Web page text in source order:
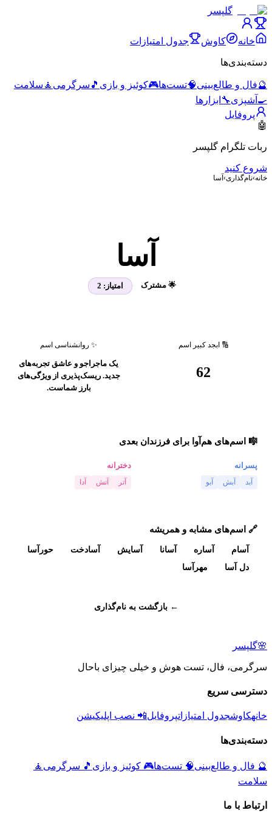
گلپسر
خانه کاوش جدول امتیازات
دسته‌بندی‌ها
🔮فال و طالع‌بینی🧠تست‌ها🎮کوئیز و بازی 🎵 سرگرمی 🧘 سلامت
🍳 آشپزی🔧 ابزارها
پروفایل
🤖
ربات تلگرام گلپسر
شروع کنید
خانه›نام‌گذاری› آسا
آسا
🌟 مشترک امتیاز: 2
🔢 ابجد کبیر اسم
62
✨ روانشناسی اسم
یک ماجراجو و عاشق تجربه‌های
جدید. ریسک‌پذیری از ویژگی‌های
بارز شماست.
🎼 اسم‌های هم‌آوا برای فرزندان بعدی
پسرانه
آبد آبش آبو
دخترانه
آتر آتش آدا
🔗 اسم‌های مشابه و همریشه
آسام آساره آسانا آسایش آسادخت
حورآسا
دل آسا
مهرآسا
← بازگشت به نام‌گذاری
🌸گلپسر
سرگرمی، فال، تست هوش و خیلی چیزای باحال
دسترسی سریع
خانهکاوشجدول امتیازاتپروفایل📲 نصب اپلیکیشن
دسته‌بندی‌ها
🔮 فال و طالع‌بینی🧠 تست‌ها🎮 کوئیز و بازی 🎵 سرگرمی 🧘
سلامت
ارتباط با ما